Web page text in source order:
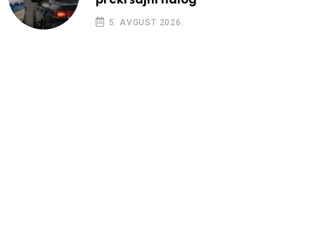
5. AVGUST 2026.